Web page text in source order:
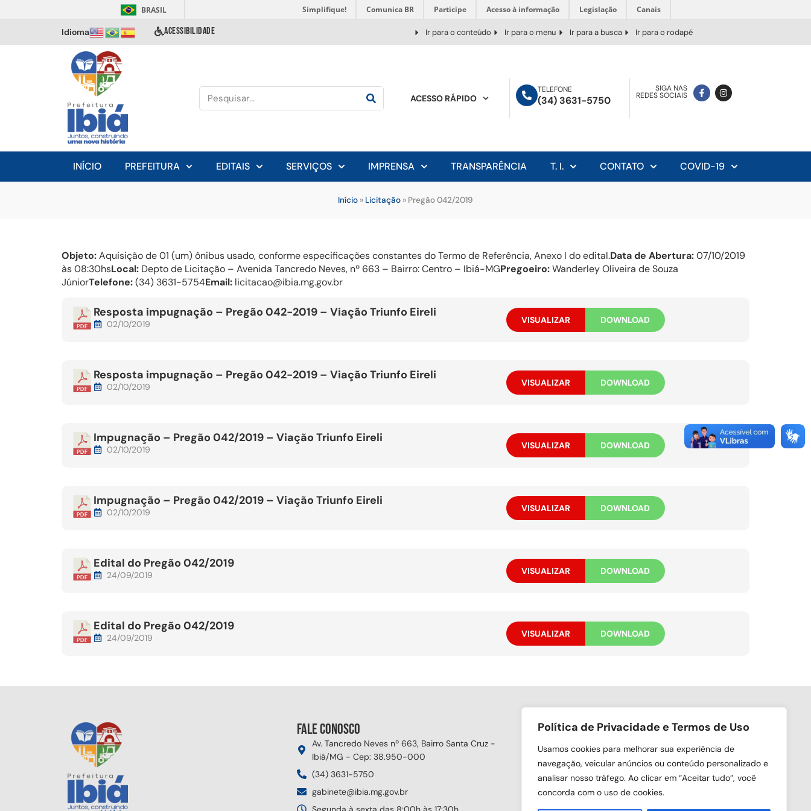
Política de Privacidade e Termos de Uso
Usamos cookies para melhorar sua experiência de
navegação, veicular anúncios ou conteúdo personalizado e
analisar nosso tráfego. Ao clicar em “Aceitar tudo”, você
concorda com o uso de cookies.
BRASIL Simplifique! Comunica BR Participe Acesso à informação Legislação Canais
Idioma ACESSIBILIDADE Ir para o conteúdo Ir para o menu Ir para a busca Ir para o rodapé
ACESSO RÁPIDO
TELEFONE
(34) 3631-5750
SIGA NAS
REDES SOCIAIS
INÍCIO PREFEITURA EDITAIS SERVIÇOS IMPRENSA TRANSPARÊNCIA T. I. CONTATO COVID-19
Início » Licitação » Pregão 042/2019
Objeto:Aquisição de 01 (um) ônibus usado, conforme especificações constantes do Termo de Referência, Anexo I do edital.Data de Abertura:07/10/2019
às 08:30hsLocal: Depto de Licitação – Avenida Tancredo Neves, nº 663 – Bairro: Centro – Ibiá-MGPregoeiro:Wanderley Oliveira de Souza
JúniorTelefone:(34) 3631-5754Email: licitacao@ibia.mg.gov.br
Resposta impugnação – Pregão 042-2019 – Viação Triunfo Eireli
02/10/2019 VISUALIZAR DOWNLOAD
Resposta impugnação – Pregão 042-2019 – Viação Triunfo Eireli
02/10/2019 VISUALIZAR DOWNLOAD
Impugnação – Pregão 042/2019 – Viação Triunfo Eireli
02/10/2019 VISUALIZAR DOWNLOAD
Impugnação – Pregão 042/2019 – Viação Triunfo Eireli
02/10/2019 VISUALIZAR DOWNLOAD
Edital do Pregão 042/2019
24/09/2019 VISUALIZAR DOWNLOAD
Edital do Pregão 042/2019
24/09/2019 VISUALIZAR DOWNLOAD
Fale conosco
Av. Tancredo Neves nº 663, Bairro Santa Cruz -
Ibiá/MG - Cep: 38.950-000
(34) 3631-5750
gabinete@ibia.mg.gov.br
Siga nas redes sociais